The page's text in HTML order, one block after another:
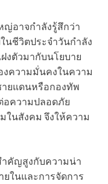
ญ่อาจกำลังรู้สึกว่า
นชีวิตประจำวันกำลัง
งตัวมากับนโยบาย
งความมั่นคงในความ
ายแดนหรือกองทัพ
อความปลอดภัย
ในสังคม จึงให้ความ
ำคัญสูงกับความน่า
ยในและการจัดการ